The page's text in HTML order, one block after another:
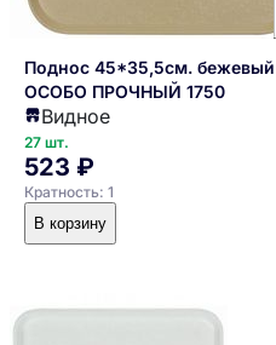
Поднос 45*35,5см. бежевый
ОСОБО ПРОЧНЫЙ 1750
Видное
27 шт.
523 ₽
Кратность: 1
В корзину